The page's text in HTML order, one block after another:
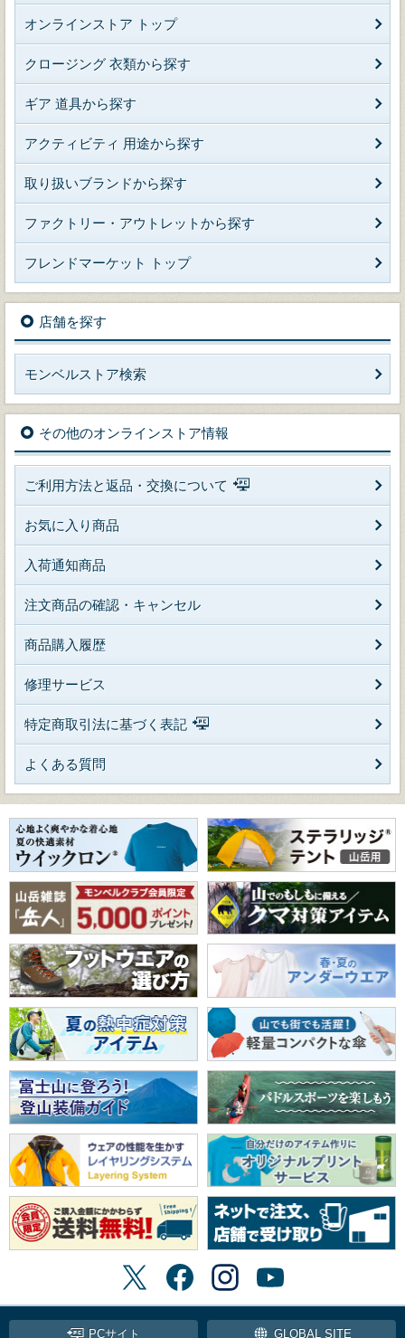
オンラインストア トップ
クロージング 衣類から探す
ギア 道具から探す
アクティビティ 用途から探す
取り扱いブランドから探す
ファクトリー・アウトレットから探す
フレンドマーケット トップ
店舗を探す
モンベルストア検索
その他のオンラインストア情報
ご利用方法と返品・交換について
お気に入り商品
入荷通知商品
注文商品の確認・キャンセル
商品購入履歴
修理サービス
特定商取引法に基づく表記
よくある質問
PCサイト GLOBAL SITE